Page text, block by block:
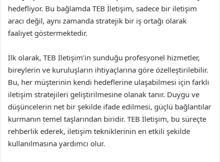
hedefliyor. Bu bağlamda TEB İletişim, sadece bir iletişim
aracı değil, aynı zamanda stratejik bir iş ortağı olarak
faaliyet göstermektedir.
İlk olarak, TEB İletişim’in sunduğu profesyonel hizmetler,
bireylerin ve kuruluşların ihtiyaçlarına göre özelleştirilebilir.
Bu, her müşterinin kendi hedeflerine ulaşabilmesi için farklı
iletişim stratejileri geliştirilmesine olanak tanır. Duygu ve
düşüncelerin net bir şekilde ifade edilmesi, güçlü bağlantılar
kurmanın temel taşlarından biridir. TEB İletişim, bu süreçte
rehberlik ederek, iletişim tekniklerinin en etkili şekilde
kullanılmasına yardımcı olur.